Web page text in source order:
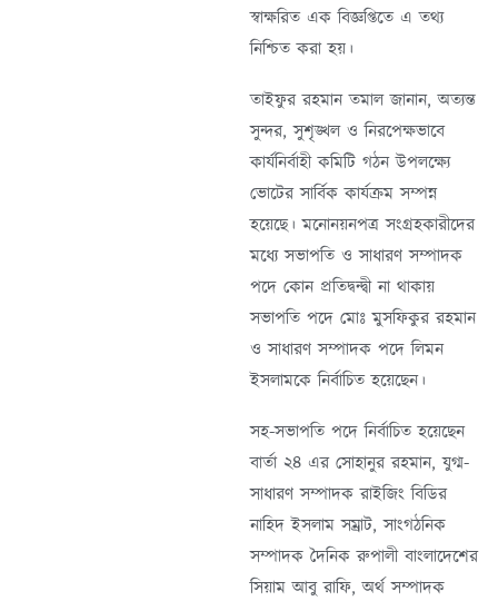
স্বাক্ষরিত এক বিজ্ঞপ্তিতে এ তথ্য
নিশ্চিত করা হয়।
তাইফুর রহমান তমাল জানান, অত্যন্ত
সুন্দর, সুশৃঙ্খল ও নিরপেক্ষভাবে
কার্যনির্বাহী কমিটি গঠন উপলক্ষ্যে
ভোটের সার্বিক কার্যক্রম সম্পন্ন
হয়েছে। মনোনয়নপত্র সংগ্রহকারী‌দের
ম‌ধ্যে সভাপ‌তি ও সাধারণ সম্পাদক
প‌দে কোন প্রতিদ্বন্দ্বী না থাকায়
সভাপ‌তি প‌দে মোঃ মুসফিকুর রহমান
ও সাধারণ সম্পাদক প‌দে লিমন
ইসলাম‌কে নির্বা‌চিত হয়েছেন।
সহ-সভাপতি পদে নির্বাচিত হয়েছেন
বার্তা ২৪ এর সোহানুর রহমান, যুগ্ম-
সাধারণ সম্পাদক রাইজিং বিডির
নাহিদ ইসলাম সম্রাট, সাংগঠনিক
সম্পাদক দৈনিক রুপালী বাংলাদেশের
সিয়াম আবু রাফি, অর্থ সম্পাদক